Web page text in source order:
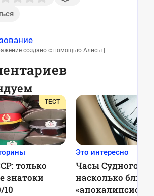
создано с помощью Алисы |
ТЕСТ
только
знатоки
10
Это интересно
Часы Судного
насколько
«апокалипсис»?